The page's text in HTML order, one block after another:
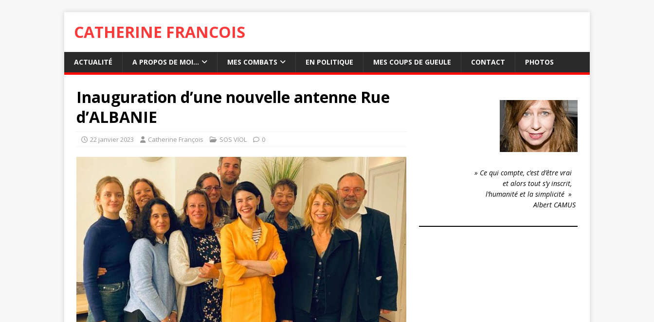
CATHERINE FRANCOIS
ACTUALITÉ A PROPOS DE MOI… MES COMBATS EN POLITIQUE MES COUPS DE GUEULE CONTACT PHOTOS
Inauguration d’une nouvelle antenne Rue
d’ALBANIE
22 janvier 2023 Catherine François SOS VIOL 0
» Ce qui compte, c’est d’être vrai
et alors tout s’y inscrit,
l’humanité et la simplicité »
Albert CAMUS